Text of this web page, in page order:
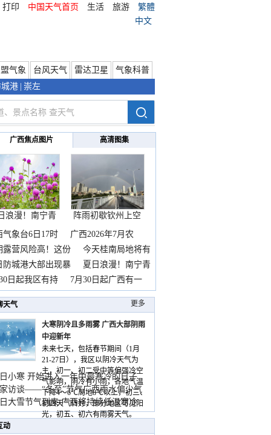
打印 中国天气首页 生活 旅游
繁體
中文
气象 台风天气 雷达卫星
气象科普
港
崇左
广西焦点图片 高清图集
浪漫！南宁青
秀山
阵雨初歇钦州上空
邂逅
气象台6日17时
广西2026年7月农
露营风险高！这份
今天桂南局地将有
防城港大部出现暴
夏日浪漫！南宁青
日起我区有持 7月30日起广西有一
天气 更多
大寒阴冷且多雨雾 广西大部阴雨
中迎新年
未来七天，包括春节期间（1月
21-27日），我区以阴冷天气为
主，初一、初二受中等偏强冷空
气影响，阴冷有小雨，各地气温
下降4～6℃局地8℃以上，初三、
初四天气转好，部分地区可见阳
光，初五、初六有雨雾天气。
小寒 开始进入一年中最寒冷的日子
访谈——“冬至”节气广西雨水偏少气
大雪节气到来 广西将持续低温寒冷
动